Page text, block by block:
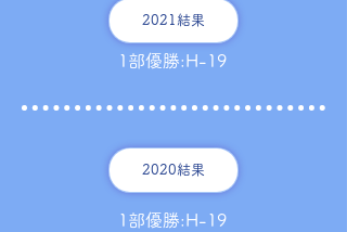
2021結果
1部優勝:H-19
2020結果
1部優勝:H-19